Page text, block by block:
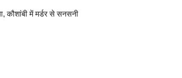
कौशांबी में मर्डर से सनसनी